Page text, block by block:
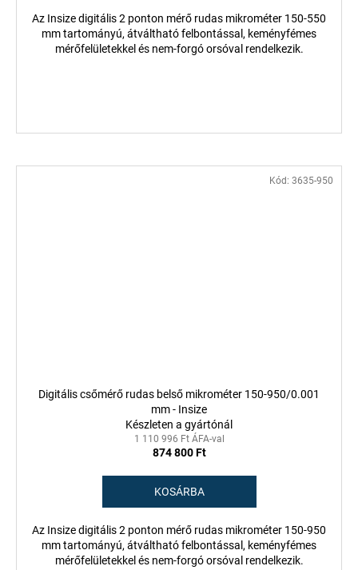
Az Insize digitális 2 ponton mérő rudas mikrométer 150-550
mm tartományú, átváltható felbontással, keményfémes
mérőfelületekkel és nem-forgó orsóval rendelkezik.
Digitális csőmérő rudas belső mikrométer 150-950/0.001
mm - Insize
Készleten a gyártónál
1 110 996 Ft ÁFA-val
874 800 Ft
KOSÁRBA
Az Insize digitális 2 ponton mérő rudas mikrométer 150-950
mm tartományú, átváltható felbontással, keményfémes
mérőfelületekkel és nem-forgó orsóval rendelkezik.
Kód: 3635-950